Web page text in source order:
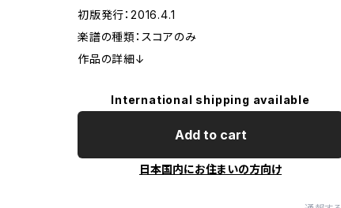
初版発行：2016.4.1
楽譜の種類：スコアのみ
作品の詳細↓
International shipping available
Add to cart
日本国内にお住まいの方向け